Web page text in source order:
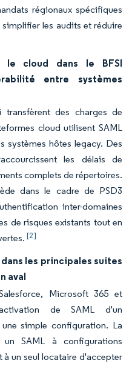
régionaux spécifiques
les audits et réduire
le cloud dans le BFSI
entre systèmes
transfèrent des charges de
cloud utilisent SAML
systèmes hôtes legacy. Des
les délais de
complets de répertoires.
dans le cadre de PSD3
inter-domaines
de risques existants tout en
[2]
les principales suites
aval
Microsoft 365 et
de SAML d'un
simple configuration. La
SAML à configurations
à un seul locataire d'accepter